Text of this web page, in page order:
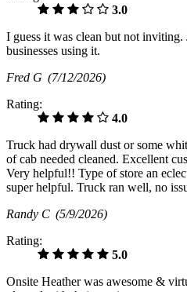
3.0
I guess it was clean but not
businesses using it.
Fred G (7/12/2026)
Rating:
4.0
Truck had drywall dust or some
of cab needed cleaned. Excellent
Very helpful!! Type of store an
super helpful. Truck ran well, no
Randy C (5/9/2026)
Rating:
5.0
Onsite Heather was awesome &